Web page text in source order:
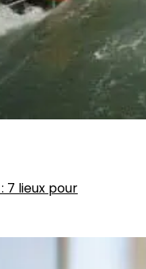
: 7 lieux pour